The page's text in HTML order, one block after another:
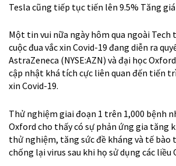
Tesla cũng tiếp tục tiến lên 9.5% Tăng
Một tin vui nữa ngày hôm qua ngoài Tech
cuộc đua vắc xin Covid-19 đang diễn ra
AstraZeneca (NYSE:AZN) và đại học
cập nhật khá tích cực liên quan đến tiến
xin Covid-19.
Thử nghiệm giai đoạn 1 trên 1,000 bệnh
Oxford cho thấy có sự phản ứng gia tăng
thử nghiệm, tăng sức đề kháng và tế bào
chống lại virus sau khi họ sử dụng các liều